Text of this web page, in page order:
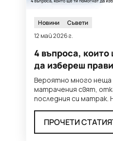
Новини
Съвети
12 май 2026 г.
4 въпроса,
да избереш
Вероятно много неща
матрачения свят,
последния си матрак.
ПРОЧЕТИ